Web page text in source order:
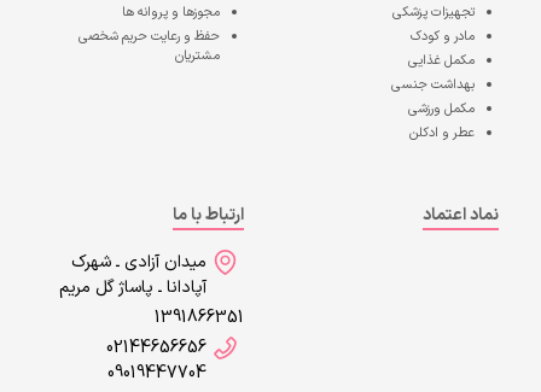
تجهیزات پزشکی
مادر و کودک
مکمل غذایی
بهداشت جنسی
مکمل ورزشی
عطر و ادکلن
مجوزها و پروانه ها
حفظ و رعایت حریم شخصی
مشتریان
نماد اعتماد
ارتباط با ما
میدان آزادی ـ شهرک
آپادانا ـ پاساژ گل مریم
1391866351
02144656656
09019447704